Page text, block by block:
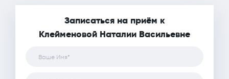
Записаться на приём к
Клейменовой Наталии Васильевне
Ваше Имя*